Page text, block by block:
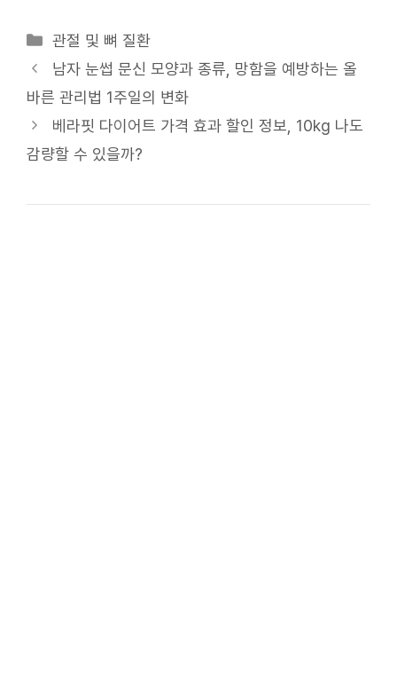
카
테
고
리
관절 및 뼈 질환
남자 눈썹 문신 모양과 종류, 망함을 예방하는 올
바른 관리법 1주일의 변화
베라핏 다이어트 가격 효과 할인 정보, 10kg 나도
감량할 수 있을까?